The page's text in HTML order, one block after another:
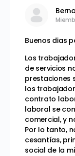
Buenos dias
Los
de servicios
prestaciones
los
contrato
laboral se
comercial, y
Por lo tanto,
cesantías,
social de la